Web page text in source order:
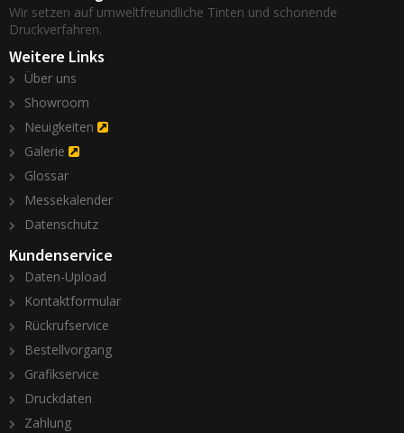
Wir setzen auf umweltfreundliche Tinten und schonende
Druckverfahren.
Weitere Links
Über uns
Showroom
Neuigkeiten
Galerie
Glossar
Messekalender
Datenschutz
Kundenservice
Daten-Upload
Kontaktformular
Rückrufservice
Bestellvorgang
Grafikservice
Druckdaten
Zahlung